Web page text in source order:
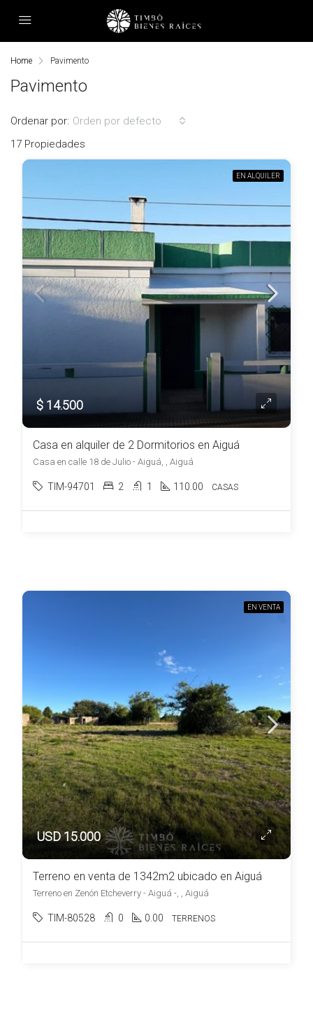
Home Pavimento
Pavimento
17 Propiedades
Ordenar por: Orden por defecto
EN ALQUILER
$ 14.500
Casa en alquiler de 2 Dormitorios en Aiguá
Casa en calle 18 de Julio - Aiguá, , Aiguá
TIM-94701 2 1 110.00 CASAS
EN VENTA
USD 15.000
Terreno en venta de 1342m2 ubicado en Aiguá
Terreno en Zenón Etcheverry - Aiguá -, , Aiguá
TIM-80528 0 0.00 TERRENOS